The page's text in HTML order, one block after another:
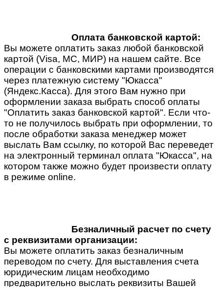
Оплата банковской картой:
Вы можете оплатить заказ любой банковской
картой (Visa, MC, МИР) на нашем сайте. Все
операции с банковскими картами производятся
через платежную систему "Юкасса"
(Яндекс.Касса). Для этого Вам нужно при
оформлении заказа выбрать способ оплаты
"Оплатить заказ банковской картой". Если что-
то не получилось выбрать при оформлении, то
после обработки заказа менеджер может
выслать Вам ссылку, по которой Вас переведет
на электронный терминал оплата "Юкасса", на
котором также можно будет произвести оплату
в режиме online.
Безналичный расчет по счету
с реквизитами организации:
Вы можете оплатить заказ безналичным
переводом по счету. Для выставления счета
юридическим лицам необходимо
предварительно выслать реквизиты Вашей